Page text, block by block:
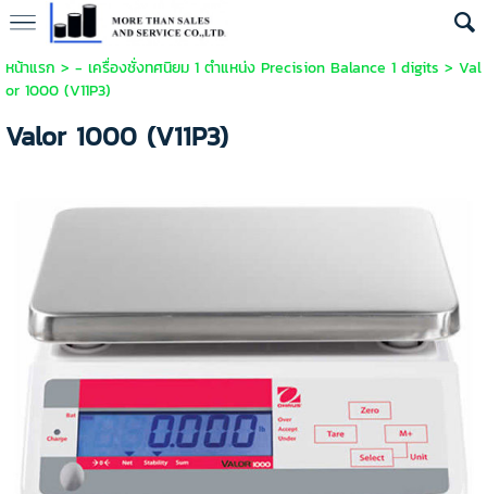
หน้าแรก > - เครื่องชั่งทศนิยม 1 ตำแหน่ง Precision Balance 1 digits > Val
or 1000 (V11P3)
Valor 1000 (V11P3)